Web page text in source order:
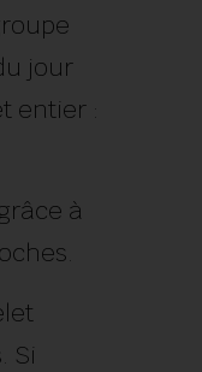
jour
entier :
à
Si